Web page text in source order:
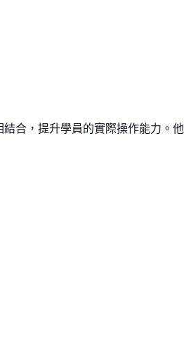
合，提升學員的實際操作能力。他